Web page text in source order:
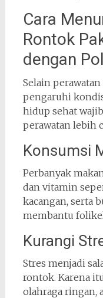
Cara
Rontok
dengan
Selain
pengaruhi
hidup sehat
perawatan lebih
Konsumsi
Perbanyak
dan vitamin
kacangan, serta
membantu
Kurangi
Stres menjadi
rontok. Karena
olahraga ringan,